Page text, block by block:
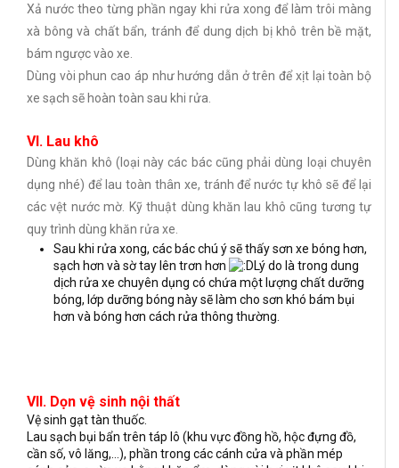
Xả nước theo từng phần ngay khi rửa xong để làm trôi màng
xà bông và chất bẩn, tránh để dung dịch bị khô trên bề mặt,
bám ngược vào xe.
Dùng vòi phun cao áp như hướng dẫn ở trên để xịt lại toàn bộ
xe sạch sẽ hoàn toàn sau khi rửa.
VI. Lau khô
Dùng khăn khô (loại này các bác cũng phải dùng loại chuyên
dụng nhé) để lau toàn thân xe, tránh để nước tự khô sẽ để lại
các vệt nước mờ. Kỹ thuật dùng khăn lau khô cũng tương tự
quy trình dùng khăn rửa xe.
Sau khi rửa xong, các bác chú ý sẽ thấy sơn xe bóng hơn,
sạch hơn và sờ tay lên trơn hơn
Lý do là trong dung
dịch rửa xe chuyên dụng có chứa một lượng chất dưỡng
bóng, lớp dưỡng bóng này sẽ làm cho sơn khó bám bụi
hơn và bóng hơn cách rửa thông thường.
VII. Dọn vệ sinh nội thất
Vệ sinh gạt tàn thuốc.
Lau sạch bụi bẩn trên táp lô (khu vực đồng hồ, hộc đựng đồ,
cần số, vô lăng,…), phần trong các cánh cửa và phần mép